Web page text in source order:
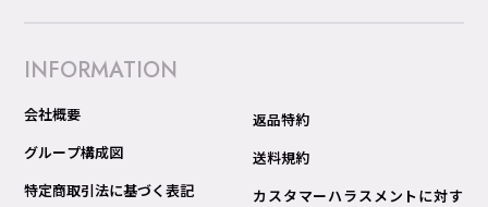
INFORMATION
会社概要
グループ構成図
特定商取引法に基づく表記
返品特約
送料規約
カスタマーハラスメントに対す